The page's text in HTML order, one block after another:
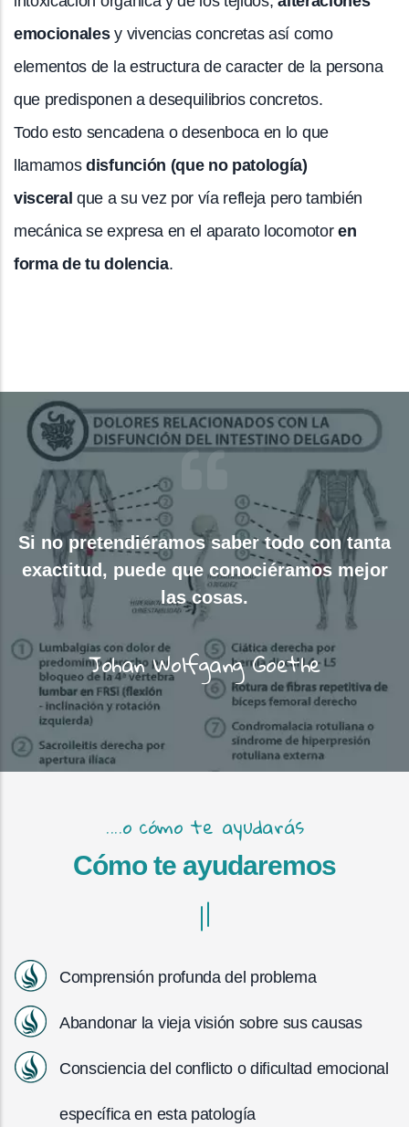
emocionalesy vivencias concretas así como
elementos de la estructura de caracter de la persona
que predisponen a desequilibrios concretos.
Todo esto sencadena o desenboca en lo que
llamamosdisfunción (que no patología)
visceral que a su vez por vía refleja pero también
mecánica se expresa en el aparato locomotor en
forma de tu dolencia.
Si no pretendiéramos saber todo con tanta
exactitud, puede que conociéramos mejor
las cosas.
Johan Wolfgang Goethe
....o cómo te ayudarás
Cómo te ayudaremos
Comprensión profunda del problema
Abandonar la vieja visión sobre sus causas
Consciencia del conflicto o dificultad emocional
específica en esta patología